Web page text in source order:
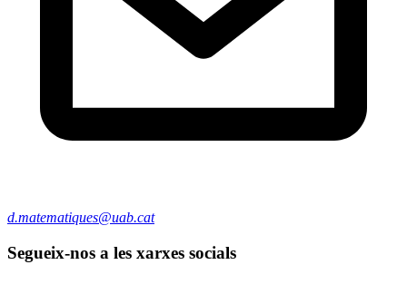
d.matematiques@uab.cat
Segueix-nos a les xarxes socials